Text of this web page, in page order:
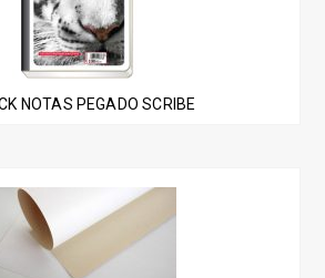
NOTAS PEGADO SCRIBE